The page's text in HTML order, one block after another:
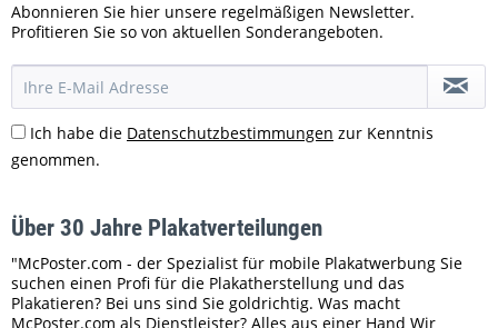
Abonnieren Sie hier unsere regelmäßigen Newsletter.
Profitieren Sie so von aktuellen Sonderangeboten.
Ich habe die Datenschutzbestimmungen zur Kenntnis
genommen.
Über 30 Jahre Plakatverteilungen
"McPoster.com - der Spezialist für mobile Plakatwerbung Sie
suchen einen Profi für die Plakatherstellung und das
Plakatieren? Bei uns sind Sie goldrichtig. Was macht
McPoster.com als Dienstleister? Alles aus einer Hand Wir